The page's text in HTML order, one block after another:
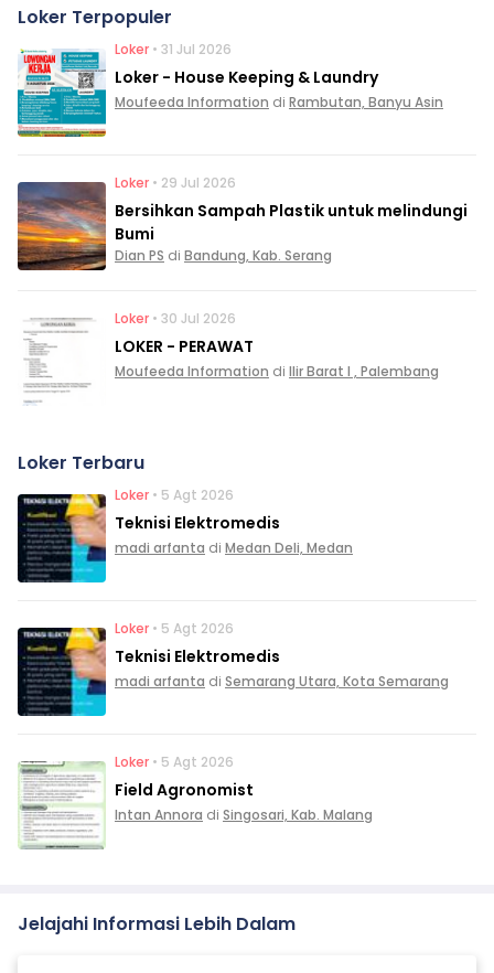
Loker Terpopuler
Loker • 31 Jul 2026
Loker - House Keeping & Laundry
Moufeeda Information di Rambutan, Banyu Asin
Loker • 29 Jul 2026
Bersihkan Sampah Plastik untuk melindungi
Bumi
Dian PS di Bandung, Kab. Serang
Loker • 30 Jul 2026
LOKER - PERAWAT
Moufeeda Information di Ilir Barat I , Palembang
Loker Terbaru
Loker • 5 Agt 2026
Teknisi Elektromedis
madi arfanta di Medan Deli, Medan
Loker • 5 Agt 2026
Teknisi Elektromedis
madi arfanta di Semarang Utara, Kota Semarang
Loker • 5 Agt 2026
Field Agronomist
Intan Annora di Singosari, Kab. Malang
Jelajahi Informasi Lebih Dalam